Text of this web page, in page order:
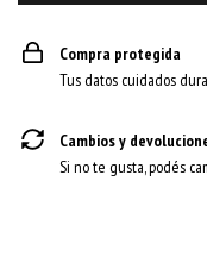
Compra protegida
Tus datos cuidados
Cambios y
Si no te gusta, podés